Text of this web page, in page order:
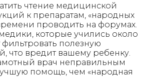
чтение медицинской
к препаратам, «народных
проводить на форумах.
которые учились около
фильтровать полезную
что вредит вашему ребенку.
врач неправильным
помощь, чем «народная